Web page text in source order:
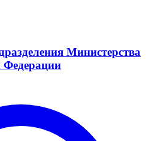
Министерства
Федерации